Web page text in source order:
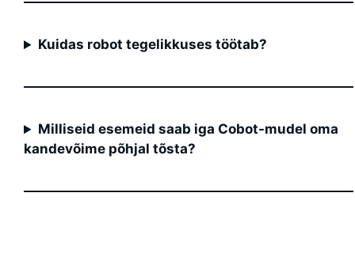
Kuidas robot tegelikkuses töötab?
Milliseid esemeid saab iga Cobot-mudel oma
kandevõime põhjal tõsta?